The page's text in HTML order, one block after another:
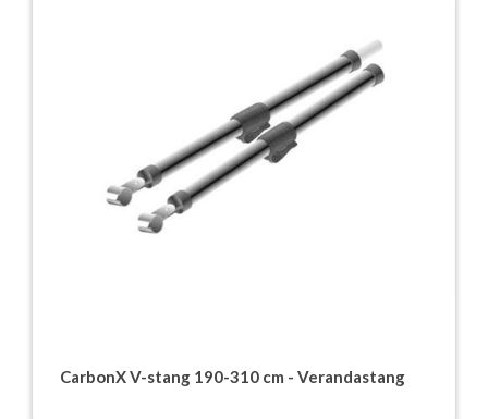
CarbonX V-stang 190-310 cm - Verandastang